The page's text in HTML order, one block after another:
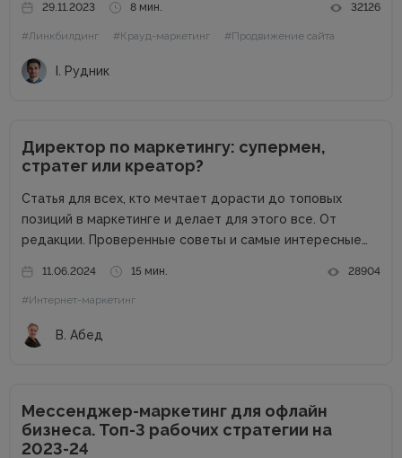
Сайты можно продвигать множеством способов, среди
которых есть и PBN. При этом PBN разделяются...
29.11.2023 8 мин. 32126
#Линкбилдинг #Крауд-маркетинг #Продвижение сайта
І. Рудник
Директор по маркетингу: супермен,
стратег или креатор?
Статья для всех, кто мечтает дорасти до топовых
позиций в маркетинге и делает для этого все. От
редакции. Проверенные советы и самые интересные
на наш телеграм-канал и получайте каждую неделю
новую порцию...
11.06.2024 15 мин. 28904
#Интернет-маркетинг
В. Абед
Мессенджер-маркетинг для офлайн
бизнеса. Топ-3 рабочих стратегии на
2023-24